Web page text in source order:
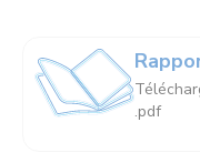
.pdf